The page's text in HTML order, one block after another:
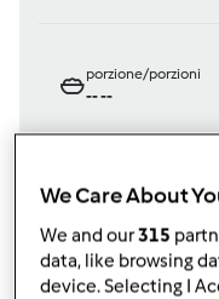
porzione/porzioni
----
We Care About
We and our315
data, like browsing
device. Selecting I